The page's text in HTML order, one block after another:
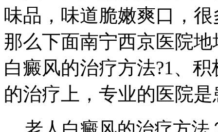
味品，味道脆嫩爽口，
那么下面南宁西京医院
白癜风的治疗方法?1、
的治疗上，专业的医院